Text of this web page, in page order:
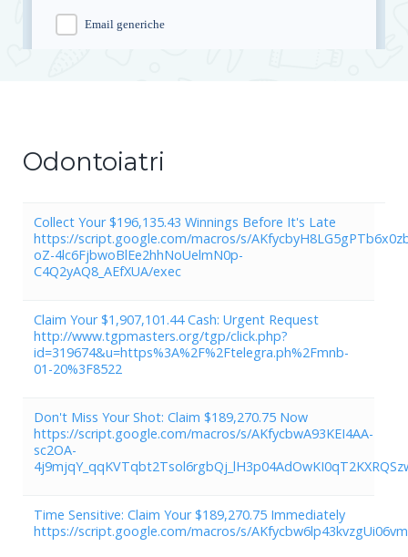
Odontoiatri
Collect Your $196,135.43 Winnings Before It's Late
https://script.google.com/macros/s/
oZ-4lc6FjbwoBlEe2hhNoUelmN0p-
C4Q2yAQ8_AEfXUA/exec
Claim Your $1,907,101.44 Cash: Urgent Request
http://www.tgpmasters.org/tgp/click.php?
id=319674&u=https%3A%2F%2Ftelegra.ph%2Fmnb-
01-20%3F8522
Don't Miss Your Shot: Claim $189,270.75 Now
https://script.google.com/macros/s/AKfycbwA93KEI4AA-
sc2OA-
Time Sensitive: Claim Your $189,270.75 Immediately
https://script.google.com/macros/s/